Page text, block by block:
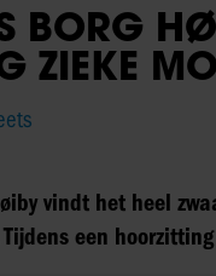
BORG
ZIEKE
vindt het heel
een